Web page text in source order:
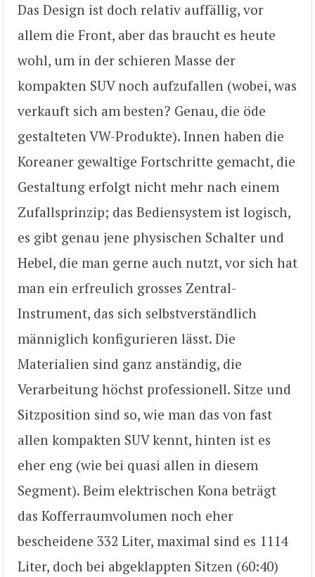
Das Design ist doch relativ auffällig, vor
allem die Front, aber das braucht es heute
wohl, um in der schieren Masse der
kompakten SUV noch aufzufallen (wobei, was
verkauft sich am besten? Genau, die öde
gestalteten VW-Produkte). Innen haben die
Koreaner gewaltige Fortschritte gemacht, die
Gestaltung erfolgt nicht mehr nach einem
Zufallsprinzip; das Bediensystem ist logisch,
es gibt genau jene physischen Schalter und
Hebel, die man gerne auch nutzt, vor sich hat
man ein erfreulich grosses Zentral-
Instrument, das sich selbstverständlich
männiglich konfigurieren lässt. Die
Materialien sind ganz anständig, die
Verarbeitung höchst professionell. Sitze und
Sitzposition sind so, wie man das von fast
allen kompakten SUV kennt, hinten ist es
eher eng (wie bei quasi allen in diesem
Segment). Beim elektrischen Kona beträgt
das Kofferraumvolumen noch eher
bescheidene 332 Liter, maximal sind es 1114
Liter, doch bei abgeklappten Sitzen (60:40)